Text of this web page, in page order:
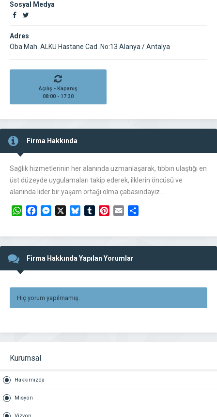
Sosyal Medya
Adres
Oba Mah. ALKÜ Hastane Cad. No:13 Alanya / Antalya
Açılış - Kapanış
08:00 - 17:30
Firma Hakkında
Sağlık hizmetlerinin her alanında uzmanlaşarak, tıbbın ulaştığı en
üst düzeyde uygulamaları takip ederek, ilklerin öncüsü ve
alanında lider bir yaşam ortağı olma çabasındayız…
WhatsAppFacebookMessengerBlueskyTumblrPinterest
Email
Firma Hakkında Yapılan Yorumlar
Hiç yorum yapılmamış.
Kurumsal
Hakkımızda
Misyon